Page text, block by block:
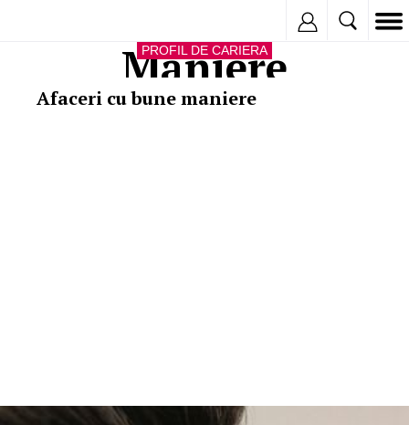
Maniere
PROFIL DE CARIERA
Afaceri cu bune maniere